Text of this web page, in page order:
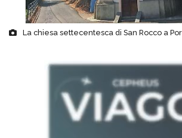
La chiesa settecentesca di San Rocco a